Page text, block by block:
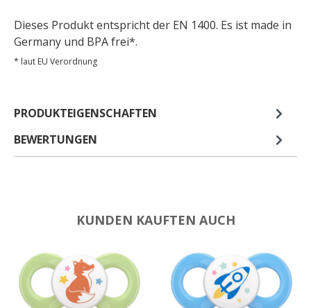
Dieses Produkt entspricht der EN 1400. Es ist made in
Germany und BPA frei*.
* laut EU Verordnung
PRODUKTEIGENSCHAFTEN
BEWERTUNGEN
KUNDEN KAUFTEN AUCH